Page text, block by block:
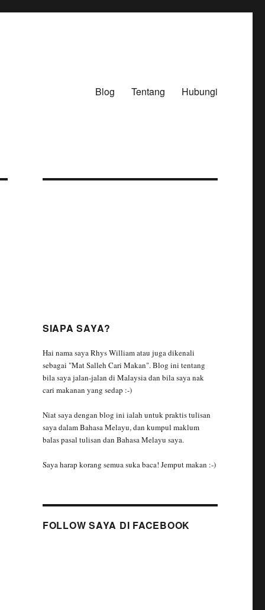
Blog Tentang Hubungi
SIAPA SAYA?
Hai nama saya Rhys William atau juga dikenali
sebagai "Mat Salleh Cari Makan". Blog ini tentang
bila saya jalan-jalan di Malaysia dan bila saya nak
cari makanan yang sedap :-)
Niat saya dengan blog ini ialah untuk praktis tulisan
saya dalam Bahasa Melayu, dan kumpul maklum
balas pasal tulisan dan Bahasa Melayu saya.
Saya harap korang semua suka baca! Jemput makan :-)
FOLLOW SAYA DI FACEBOOK